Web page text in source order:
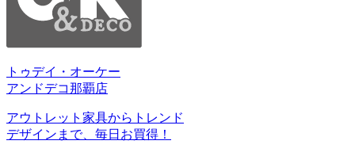
トゥデイ・オーケー
アンドデコ那覇店
アウトレット家具からトレンド
デザインまで、毎日お買得！